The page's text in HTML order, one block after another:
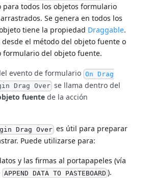
para todos los objetos formulario
Se genera en todos los
tiene la propiedad Draggable.
el método del objeto fuente o
formulario del objeto fuente.
evento de formulario On Drag
Drag Over se llama dentro del
fuente de la acción
Drag Over es útil para preparar
Puede utilizarse para:
y las firmas al portapapeles (vía
APPEND DATA TO PASTEBOARD ).